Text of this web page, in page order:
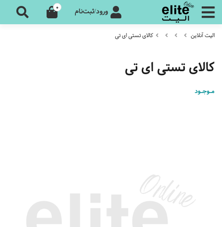
ورود/ثبت‌نام 0
الیت آنلاین کالای تستی ای تی
کالای تستی ای تی
مـوجـود